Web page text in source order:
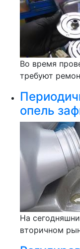
Во время
требуют
опель
На
вторичном